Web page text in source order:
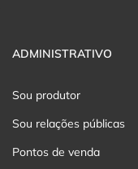
ADMINISTRATIVO
Sou produtor
Sou relações públicas
Pontos de venda